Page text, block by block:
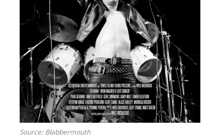
Source: Blabbermouth